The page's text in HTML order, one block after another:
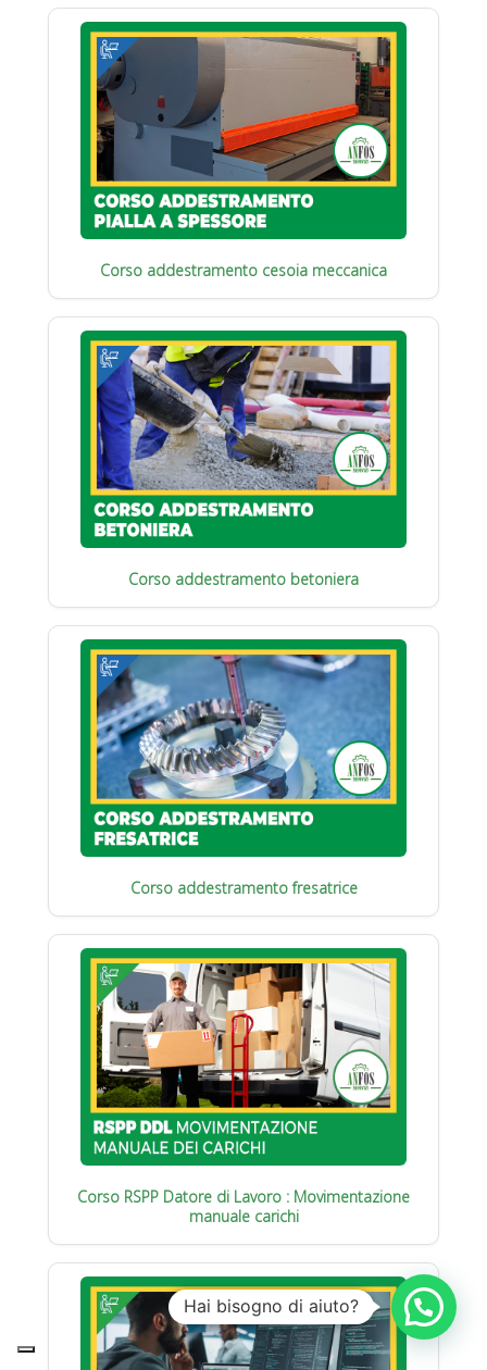
Corso addestramento cesoia meccanica
Corso addestramento betoniera
Corso addestramento fresatrice
Corso RSPP Datore di Lavoro : Movimentazione
manuale carichi
Hai bisogno di aiuto?